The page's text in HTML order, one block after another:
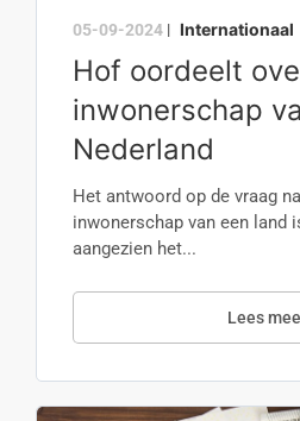
05-09-2024 | Internationaal
Hof oordeelt
inwonerschap
Nederland
Het antwoord op de vraag
inwonerschap van een land
aangezien het...
Lees